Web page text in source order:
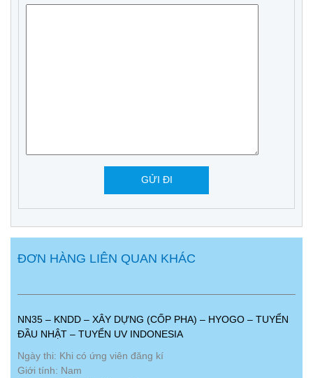
ĐƠN HÀNG LIÊN QUAN KHÁC
NN35 – KNDD – XÂY DỰNG (CỐP PHA) – HYOGO – TUYỂN
ĐẦU NHẬT – TUYỂN UV INDONESIA
Ngày thi: Khi có ứng viên đăng kí
Giới tính: Nam